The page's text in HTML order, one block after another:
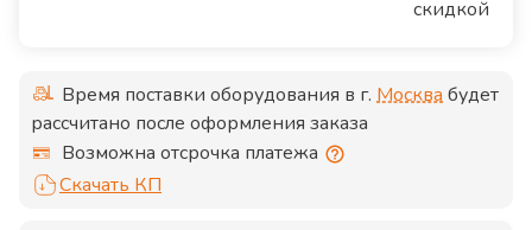
скидкой
Время поставки оборудования в г. Москвабудет
рассчитано после оформления заказа
Возможна отсрочка платежа
Скачать КП